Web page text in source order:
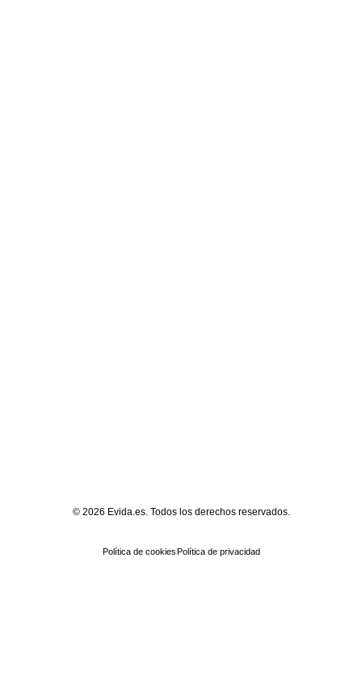
© 2026 Evida.es. Todos los derechos reservados.
Política de cookiesPolítica de privacidad